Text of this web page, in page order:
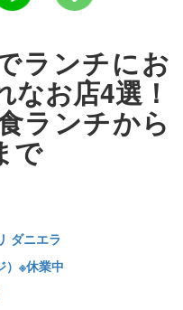
ランチにお
お店4選！
ランチから
で
ダニエラ
）※休業中